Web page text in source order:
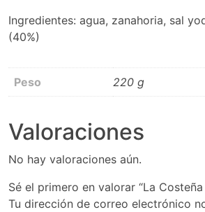
Ingredientes: agua, zanahoria, sal
(40%)
Peso 220 g
Valoraciones
No hay valoraciones aún.
Sé el primero en valorar “La
Tu dirección de correo electrónico